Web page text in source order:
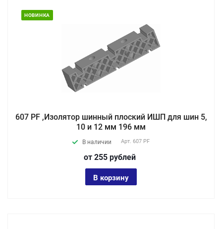
НОВИНКА
607 PF ,Изолятор шинный плоский ИШП для шин 5,
10 и 12 мм 196 мм
В наличии Арт. 607 PF
от 255 рублей
В корзину